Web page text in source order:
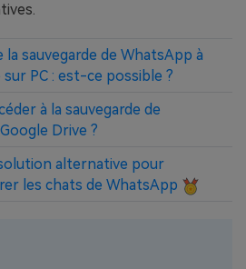
la sauvegarde de WhatsApp à
PC : est-ce possible ?
à la sauvegarde de
Drive ?
alternative pour
les chats de WhatsApp